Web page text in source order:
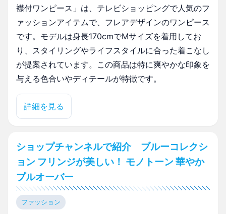
襟付ワンピース」は、テレビショッピングで人気のフ
ァッションアイテムで、フレアデザインのワンピース
です。モデルは身長170cmでMサイズを着用してお
り、スタイリングやライフスタイルに合った着こなし
が提案されています。この商品は特に爽やかな印象を
与える色合いやディテールが特徴です。
詳細を見る
ショップチャンネルで紹介 ブルーコレクシ
ョン フリンジが美しい！ モノトーン 華やか
プルオーバー
ファッション